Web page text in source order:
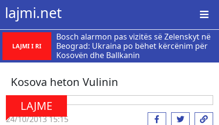
lajmi.net
LAJMI I RI
Bosch alarmon pas vizitës së Zelenskyt në
Beograd: Ukraina po bëhet kërcënim për
Kosovën dhe Ballkanin
Kosova heton Vulinin
LAJME
24/10/2013 15:15